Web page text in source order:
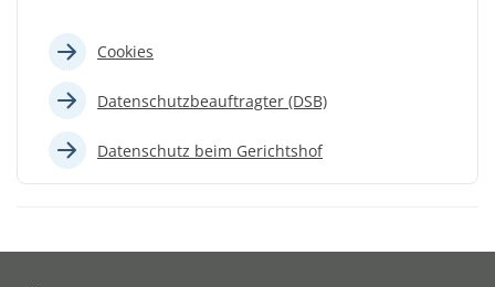
Cookies
Datenschutzbeauftragter (DSB)
Datenschutz beim Gerichtshof